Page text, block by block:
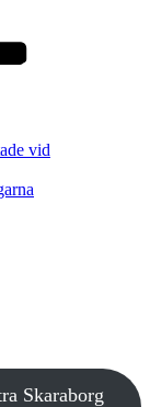
vid
Skaraborg